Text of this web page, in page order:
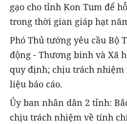
gạo cho tỉnh Kon Tum để
trong thời gian giáp hạt
Phó Thủ tướng yêu cầu Bộ
động - Thương binh và Xã
quy định; chịu trách nhiệm
liệu báo cáo.
Ủy ban nhân dân 2 tỉnh:
chịu trách nhiệm về tính